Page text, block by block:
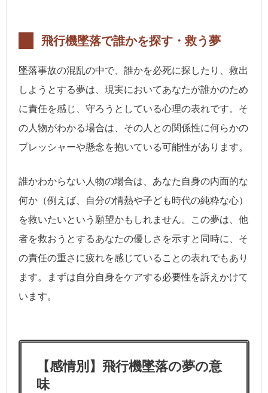
飛行機墜落で誰かを探す・救う夢
墜落事故の混乱の中で、誰かを必死に探したり、救出
しようとする夢は、現実においてあなたが誰かのため
に責任を感じ、守ろうとしている心理の表れです。そ
の人物がわかる場合は、その人との関係性に何らかの
プレッシャーや懸念を抱いている可能性があります。
誰かわからない人物の場合は、あなた自身の内面的な
何か（例えば、自分の情熱や子ども時代の純粋な心）
を救いたいという願望かもしれません。この夢は、他
者を救おうとするあなたの優しさを示すと同時に、そ
の責任の重さに疲れを感じていることの表れでもあり
ます。まずは自分自身をケアする必要性を訴えかけて
います。
【感情別】飛行機墜落の夢の意
味